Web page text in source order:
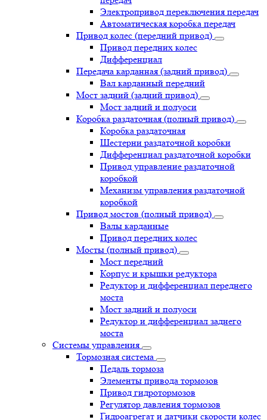
Электропривод переключения передач
Автоматическая коробка передач
Привод колес (передний привод)
Привод передних колес
Дифференциал
Передача карданная (задний привод)
Вал карданный передний
Мост задний (задний привод)
Мост задний и полуоси
Коробка раздаточная (полный привод)
Коробка раздаточная
Шестерни раздаточной коробки
Дифференциал раздаточной коробки
Привод управление раздаточной
коробкой
Механизм управления раздаточной
коробкой
Привод мостов (полный привод)
Валы карданные
Привод передних колес
Мосты (полный привод)
Мост передний
Корпус и крышки редуктора
Редуктор и дифференциал переднего
моста
Мост задний и полуоси
Редуктор и дифференциал заднего
моста
Системы управления
Тормозная система
Педаль тормоза
Элементы привода тормозов
Привод гидротормозов
Регулятор давления тормозов
Гидроагрегат и датчики скорости колес